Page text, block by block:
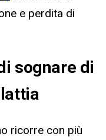
e perdita di
sognare di
ricorre con più